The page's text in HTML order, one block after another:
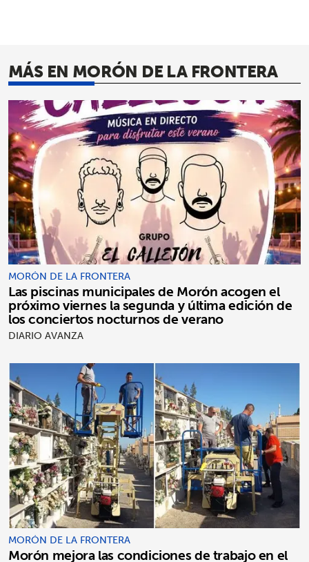
MÁS EN MORÓN DE LA FRONTERA
MORÓN DE LA FRONTERA
Las piscinas municipales de Morón acogen el
próximo viernes la segunda y última edición de
los conciertos nocturnos de verano
DIARIO AVANZA
MORÓN DE LA FRONTERA
Morón mejora las condiciones de trabajo en el